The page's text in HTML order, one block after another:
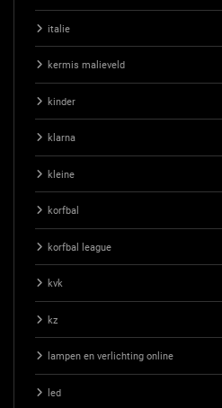
italie
kermis malieveld
kinder
klarna
kleine
korfbal
korfbal league
kvk
kz
lampen en verlichting online
led